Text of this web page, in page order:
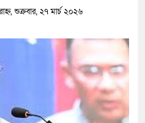
গাজীপুরে সাতজনকে হত্যার
১০ জন
ঢাকার চারপাশে সচল হবে নৌপথ,
রাজধানীর দুই মেট্রো স্টেশনে
শুক্রবার, ২৭ মার্চ ২০২৬